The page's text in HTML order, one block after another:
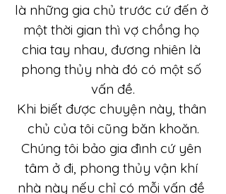
là những gia chủ trước cứ đến ở
một thời gian thì vợ chồng họ
chia tay nhau, đương nhiên là
phong thủy nhà đó có một số
vấn đề.
Khi biết được chuyện này, thân
chủ của tôi cũng băn khoăn.
Chúng tôi bảo gia đình cứ yên
tâm ở đi, phong thủy vận khí
nhà này nếu chỉ có mỗi vấn đề